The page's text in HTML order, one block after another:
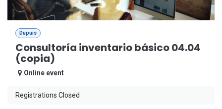
Dupuis
Consultoría inventario básico 04.04
(copia)
Online event
Registrations Closed